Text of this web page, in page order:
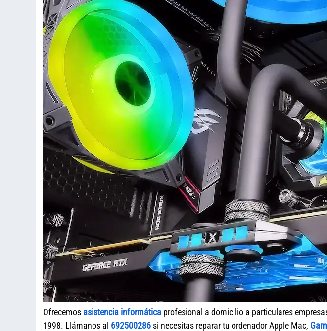
Ofrecemos asistencia informática profesional a domicilio a particulares
1998. Llámanos al 692500286 si necesitas reparar tu ordenador Apple Mac,